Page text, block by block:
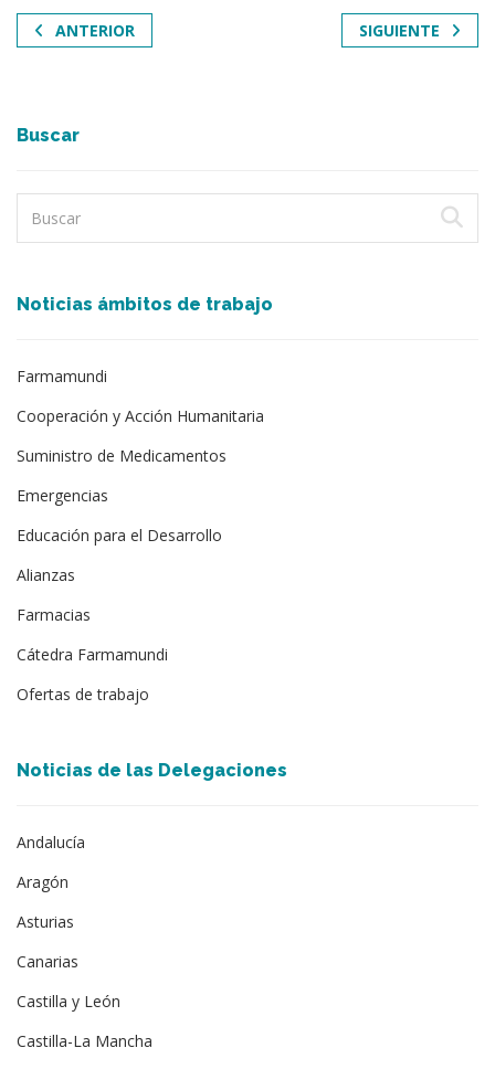
ANTERIOR SIGUIENTE
Buscar
Noticias ámbitos de trabajo
Farmamundi
Cooperación y Acción Humanitaria
Suministro de Medicamentos
Emergencias
Educación para el Desarrollo
Alianzas
Farmacias
Cátedra Farmamundi
Ofertas de trabajo
Noticias de las Delegaciones
Andalucía
Aragón
Asturias
Canarias
Castilla y León
Castilla-La Mancha